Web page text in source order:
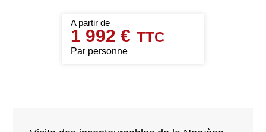
1 992 €
Par personne